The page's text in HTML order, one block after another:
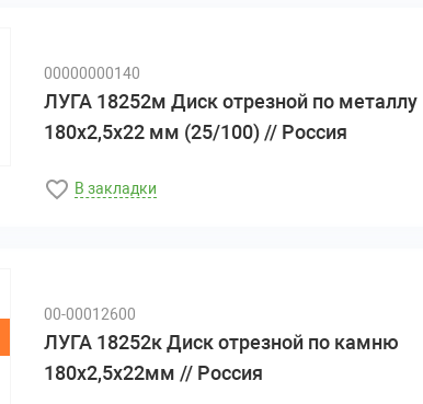
00000000140
ЛУГА 18252м Диск отрезной по металлу
180х2,5х22 мм (25/100) // Россия
В закладки
00-00012600
ЛУГА 18252к Диск отрезной по камню
180х2,5х22мм // Россия